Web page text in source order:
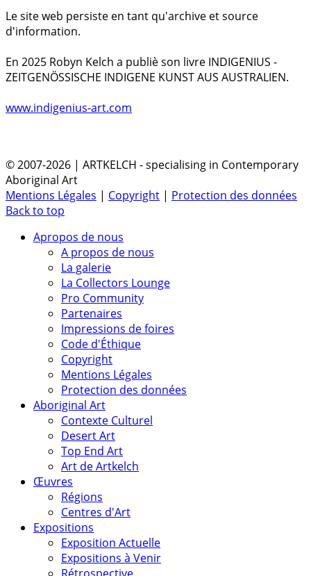
Le site web persiste en tant qu'archive et source
d'information.
En 2025 Robyn Kelch a publiè son livre INDIGENIUS -
ZEITGENÖSSISCHE INDIGENE KUNST AUS AUSTRALIEN.
www.indigenius-art.com
© 2007-2026 | ARTKELCH - specialising in Contemporary
Aboriginal Art
Mentions Légales | Copyright | Protection des données
Back to top
Apropos de nous
A propos de nous
La galerie
La Collectors Lounge
Pro Community
Partenaires
Impressions de foires
Code d'Éthique
Copyright
Mentions Légales
Protection des données
Aboriginal Art
Contexte Culturel
Desert Art
Top End Art
Art de Artkelch
Œuvres
Régions
Centres d'Art
Expositions
Exposition Actuelle
Expositions à Venir
Rétrospective